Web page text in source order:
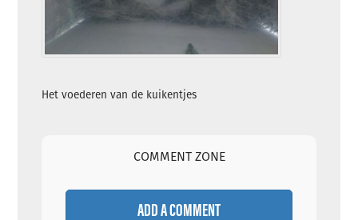
Het voederen van de kuikentjes
COMMENT ZONE
ADD A COMMENT